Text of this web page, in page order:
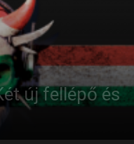
új fellépő és